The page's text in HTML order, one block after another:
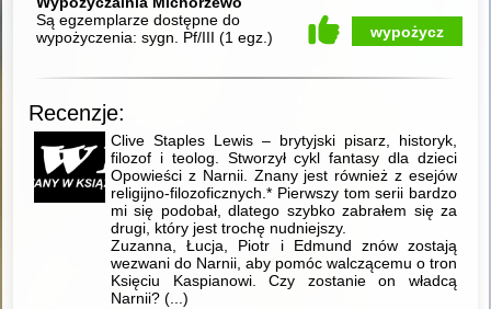
Są egzemplarze dostępne do
wypożyczenia:sygn. Pf/III(1 egz.) wypożycz
Recenzje:
Clive Staples Lewis – brytyjski pisarz, historyk,
filozof i teolog. Stworzył cykl fantasy dla dzieci
Opowieści z Narnii. Znany jest również z esejów
religijno-filozoficznych.* Pierwszy tom serii bardzo
mi się podobał, dlatego szybko zabrałem się za
drugi, który jest trochę nudniejszy.
Zuzanna, Łucja, Piotr i Edmund znów zostają
wezwani do Narnii, aby pomóc walczącemu o tron
Księciu Kaspianowi. Czy zostanie on władcą
Narnii? (...)